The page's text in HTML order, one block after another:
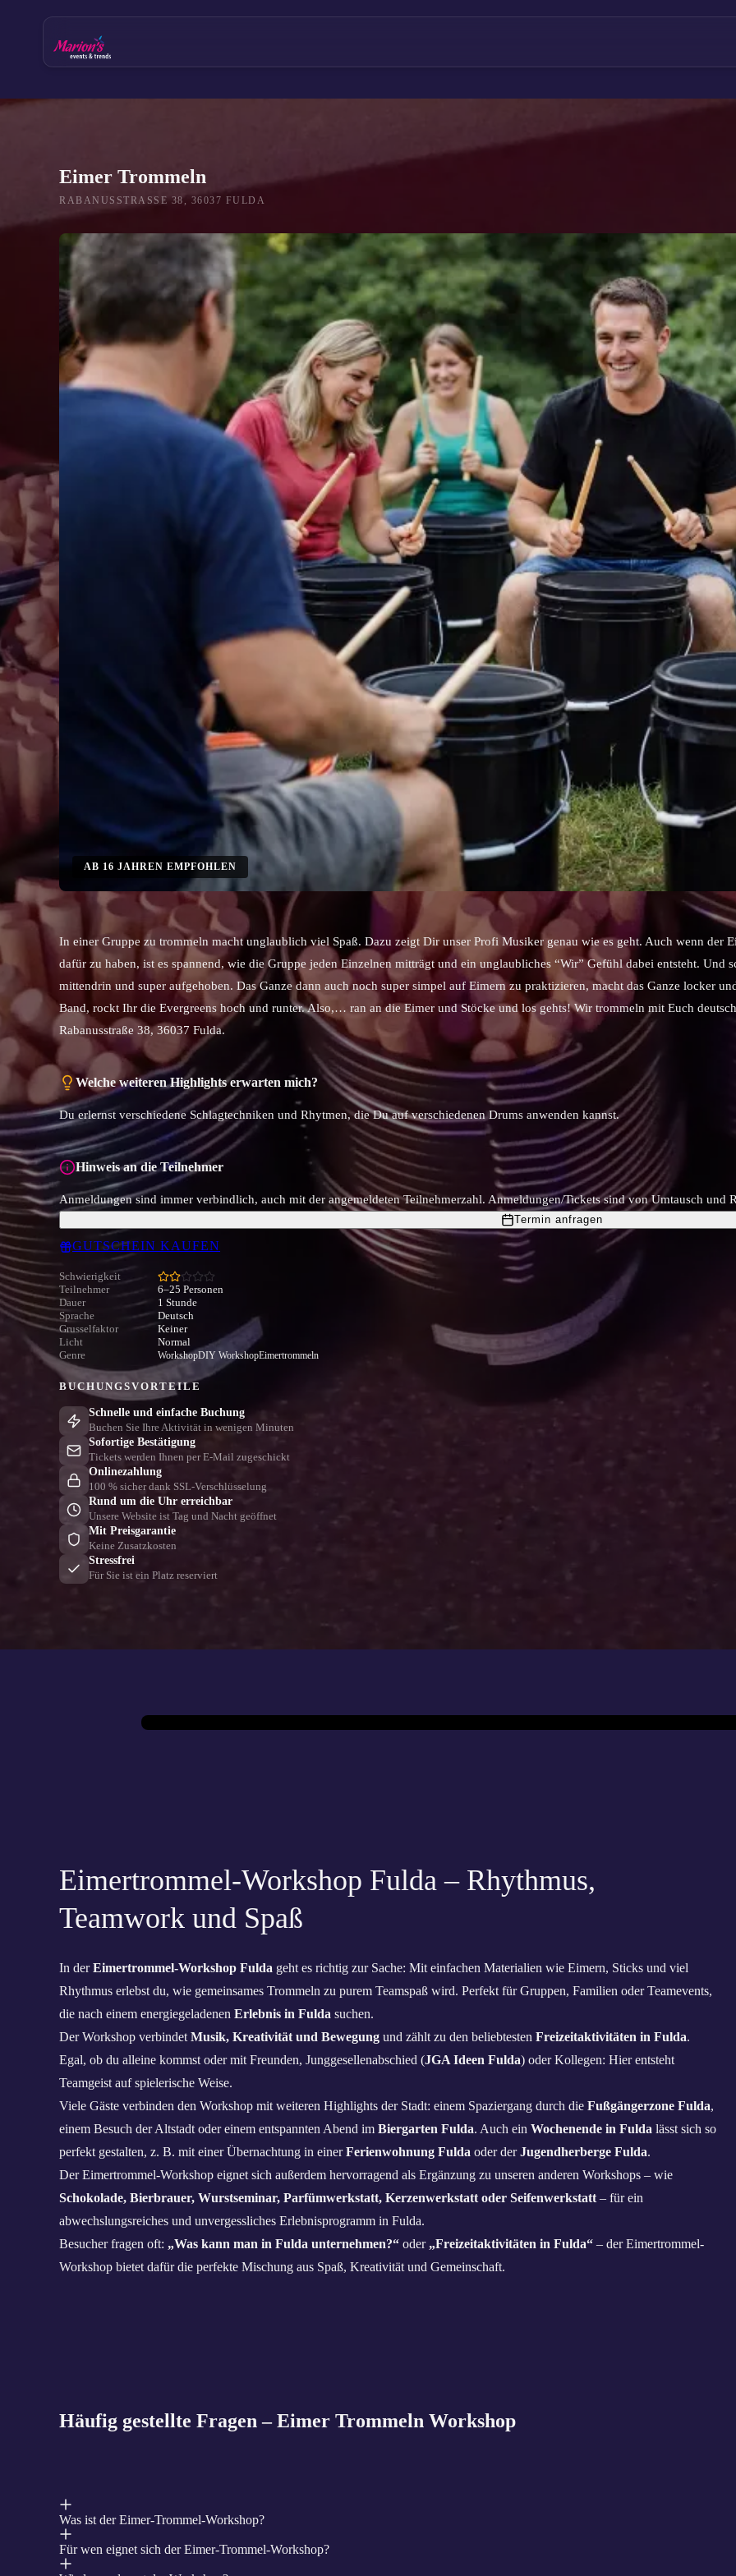
Eimer Trommeln Fulda – Workshop & Kurs buchen
Eimer Trommeln
RABANUSSTRASSE 38, 36037 FULDA
AB 16 JAHREN EMPFOHLEN
In einer Gruppe zu trommeln macht unglaublich viel Spaß. Dazu zeigt Dir unser Profi Musiker genau wie es geht. Auch wenn der
dafür zu haben, ist es spannend, wie die Gruppe jeden Einzelnen mitträgt und ein unglaubliches “Wir” Gefühl dabei entsteht.
mittendrin und super aufgehoben. Das Ganze dann auch noch super simpel auf Eimern zu praktizieren, macht das Ganze locker
Band, rockt Ihr die Evergreens hoch und runter. Also,… ran an die Eimer und Stöcke und los gehts! Wir trommeln mit Euch
Rabanusstraße 38, 36037 Fulda.
Welche weiteren Highlights erwarten mich?
Du erlernst verschiedene Schlagtechniken und Rhytmen, die Du auf verschiedenen Drums anwenden kannst.
Hinweis an die Teilnehmer
Anmeldungen sind immer verbindlich, auch mit der angemeldeten Teilnehmerzahl. Anmeldungen/Tickets sind von Umtausch und
Termin anfragen
GUTSCHEIN KAUFEN
Schwierigkeit
Teilnehmer
6–25 Personen
Dauer
1 Stunde
Sprache
Deutsch
Grusselfaktor
Keiner
Licht
Normal
Genre
WorkshopDIY WorkshopEimertrommeln
BUCHUNGSVORTEILE
Schnelle und einfache Buchung
Buchen Sie Ihre Aktivität in wenigen Minuten
Sofortige Bestätigung
Tickets werden Ihnen per E-Mail zugeschickt
Onlinezahlung
100 % sicher dank SSL-Verschlüsselung
Rund um die Uhr erreichbar
Unsere Website ist Tag und Nacht geöffnet
Mit Preisgarantie
Keine Zusatzkosten
Stressfrei
Für Sie ist ein Platz reserviert
Mit Klick wird ein Video von YouTube geladen. Dabei werden Daten an Google (USA)
Eimertrommel-Workshop Fulda – Rhythmus,
Teamwork und Spaß
In derEimertrommel-Workshop Fulda geht es richtig zur Sache: Mit einfachen Materialien wie Eimern, Sticks und viel
Rhythmus erlebst du, wie gemeinsames Trommeln zu purem Teamspaß wird. Perfekt für Gruppen, Familien oder Teamevents,
die nach einem energiegeladenen Erlebnis in Fulda suchen.
Der Workshop verbindet Musik, Kreativität und Bewegung und zählt zu den beliebtesten Freizeitaktivitäten in Fulda.
Egal, ob du alleine kommst oder mit Freunden, Junggesellenabschied (JGA Ideen Fulda) oder Kollegen: Hier entsteht
Teamgeist auf spielerische Weise.
Viele Gäste verbinden den Workshop mit weiteren Highlights der Stadt: einem Spaziergang durch die Fußgängerzone Fulda,
einem Besuch der Altstadt oder einem entspannten Abend im Biergarten Fulda. Auch ein Wochenende in Fulda lässt sich so
perfekt gestalten, z. B. mit einer Übernachtung in einerFerienwohnung Fulda oder derJugendherberge Fulda.
Der Eimertrommel-Workshop eignet sich außerdem hervorragend als Ergänzung zu unseren anderen Workshops – wie
Schokolade, Bierbrauer, Wurstseminar, Parfümwerkstatt, Kerzenwerkstatt oder Seifenwerkstatt – für ein
abwechslungsreiches und unvergessliches Erlebnisprogramm in Fulda.
Besucher fragen oft: „Was kann man in Fulda unternehmen?“ oder „Freizeitaktivitäten in Fulda“ – der Eimertrommel-
Workshop bietet dafür die perfekte Mischung aus Spaß, Kreativität und Gemeinschaft.
Häufig gestellte Fragen – Eimer Trommeln Workshop
Was ist der Eimer‑Trommel‑Workshop?
Für wen eignet sich der Eimer‑Trommel‑Workshop?